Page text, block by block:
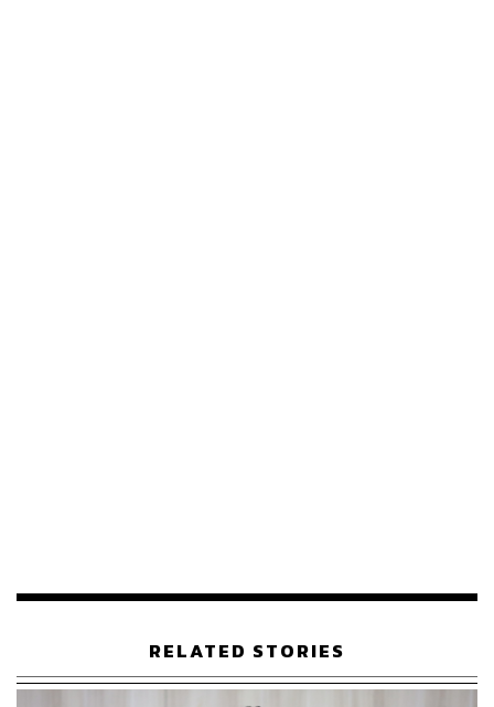
สนใจจากนักลงทุน และผู้ประกอบการที่มีศักยภาพและความ
พร้อม ซึ่งเครือเจริญโภคภัณฑ์เองก็จะเข้าสู่สนามระดับ
ภูมิภาค ด้วยการพิจารณาขายดาต้าเซ็นเตอร์ดังที่กล่าว
RELATED STORIES